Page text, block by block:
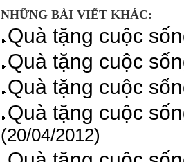
NHỮNG BÀI VIẾT KHÁC:
Quà tặng cuộc
Quà tặng cuộc
Quà tặng cuộc
Quà tặng cuộc
(20/04/2012)